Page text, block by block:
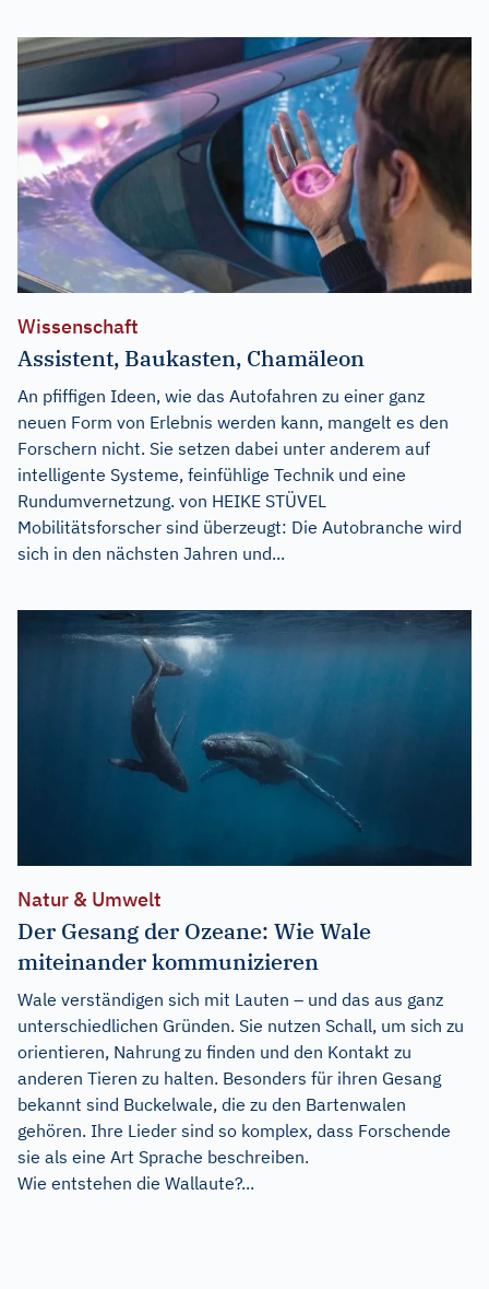
Wissenschaft
Assistent, Baukasten, Chamäleon
An pfiffigen Ideen, wie das Autofahren zu einer ganz
neuen Form von Erlebnis werden kann, mangelt es den
Forschern nicht. Sie setzen dabei unter anderem auf
intelligente Systeme, feinfühlige Technik und eine
Rundumvernetzung. von HEIKE STÜVEL
Mobilitätsforscher sind überzeugt: Die Autobranche wird
sich in den nächsten Jahren und...
Natur & Umwelt
Der Gesang der Ozeane: Wie Wale
miteinander kommunizieren
Wale verständigen sich mit Lauten – und das aus ganz
unterschiedlichen Gründen. Sie nutzen Schall, um sich zu
orientieren, Nahrung zu finden und den Kontakt zu
anderen Tieren zu halten. Besonders für ihren Gesang
bekannt sind Buckelwale, die zu den Bartenwalen
gehören. Ihre Lieder sind so komplex, dass Forschende
sie als eine Art Sprache beschreiben.
Wie entstehen die Wallaute?...